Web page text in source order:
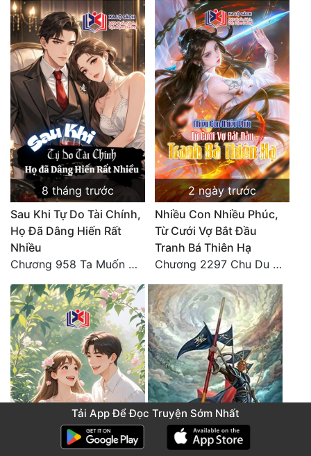
8 tháng trước
Sau Khi Tự Do Tài Chính,
Họ Đã Dâng Hiến Rất
Nhiều
Chương 958 Ta Muốn Cùng Các Cô Vĩnh Viễn Ở Bên Nhau (2) Hết
2 ngày trước
Nhiều Con Nhiều Phúc,
Từ Cưới Vợ Bắt Đầu
Tranh Bá Thiên Hạ
Chương 2297 Chu Du Du mang thai
Tải App Để Đọc Truyện Sớm Nhất